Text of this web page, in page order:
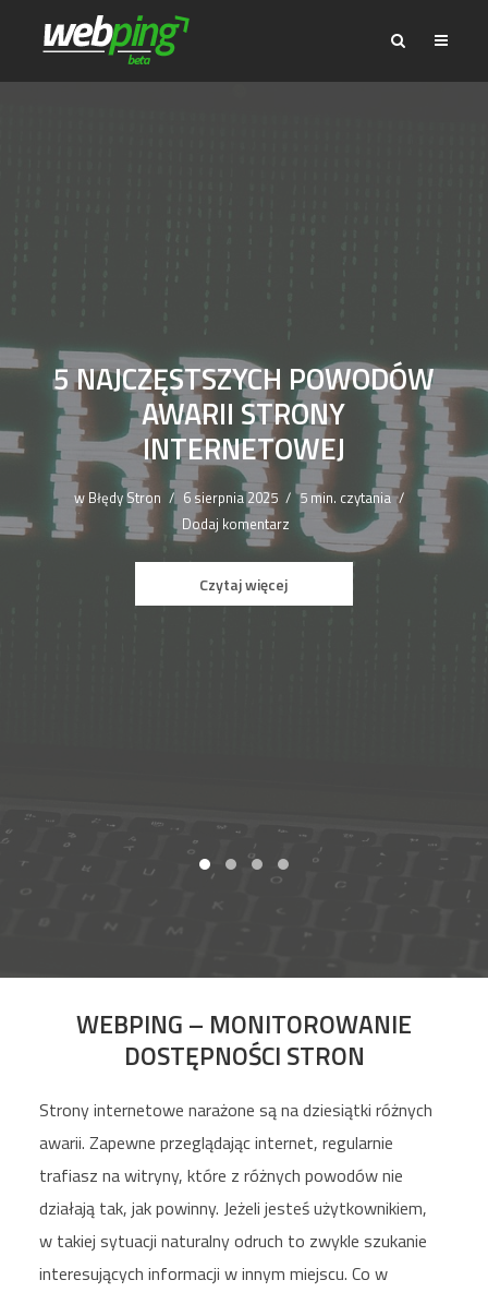
5 NAJCZĘSTSZYCH POWODÓW
AWARII STRONY
INTERNETOWEJ
w Błędy Stron 6 sierpnia 2025
5 min. czytania
Dodaj komentarz
Czytaj więcej
WEBPING – MONITOROWANIE
DOSTĘPNOŚCI STRON
Strony internetowe narażone są na dziesiątki różnych
awarii. Zapewne przeglądając internet, regularnie
trafiasz na witryny, które z różnych powodów nie
działają tak, jak powinny. Jeżeli jesteś użytkownikiem,
w takiej sytuacji naturalny odruch to zwykle szukanie
interesujących informacji w innym miejscu. Co w